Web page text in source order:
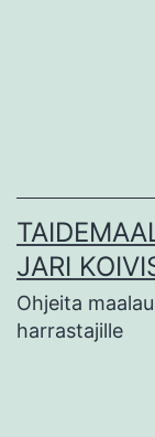
JARI
Ohjeita
harrastajille